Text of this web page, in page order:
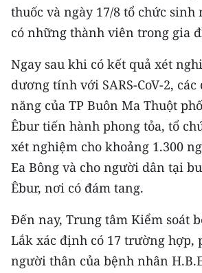
Media Xã hội
Media Du lịch
Media Thế giới
Media Thể thao
Media Giáo dục
Media Y tế
Media Khoa học - Công nghệ
Media Môi trường
thuốc và ngày 17/8 tổ chức sinh
có những thành viên trong gia
Ngay sau khi có kết quả xét
dương tính với SARS-CoV-2,
năng của TP Buôn Ma Thuột
Êbur tiến hành phong tỏa, tổ
xét nghiệm cho khoảng 1.300
Ea Bông và cho người dân tại
Êbur, nơi có đám tang.
Đến nay, Trung tâm Kiểm soát
Lắk xác định có 17 trường hợp,
người thân của bệnh nhân